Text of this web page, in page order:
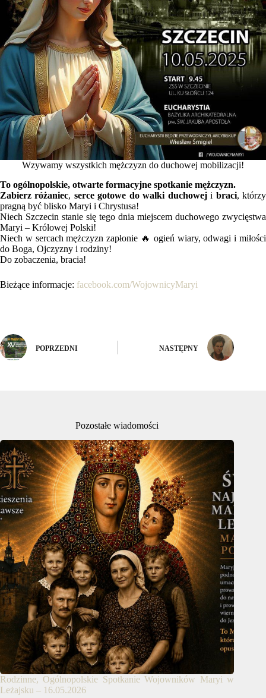
Wzywamy wszystkich mężczyzn do duchowej mobilizacji!
To ogólnopolskie, otwarte formacyjne spotkanie mężczyzn.
Zabierz różaniec, serce gotowe do walki duchoweji braci, którzy
pragną być blisko Maryi i Chrystusa!
Niech Szczecin stanie się tego dnia miejscem duchowego zwycięstwa
Maryi – Królowej Polski!
Niech w sercach mężczyzn zapłonie 🔥 ogień wiary, odwagi i miłości
do Boga, Ojczyzny i rodziny!
Do zobaczenia, bracia!
Bieżące informacje: facebook.com/WojownicyMaryi
POPRZEDNI NASTĘPNY
Pozostałe wiadomości
Rodzinne, Ogólnopolskie Spotkanie Wojowników Maryi w
Leżajsku – 16.05.2026